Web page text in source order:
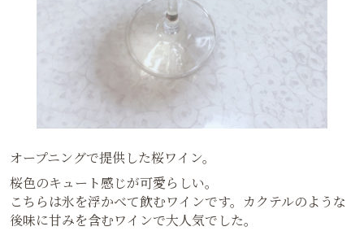
オープニングで提供した桜ワイン。
桜色のキュート感じが可愛らしい。
こちらは氷を浮かべて飲むワインです。カクテルのような
後味に甘みを含むワインで大人気でした。